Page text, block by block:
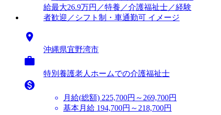

沖縄県宜野湾市

特別養護老人ホームでの介護福祉士

月給(総額) 225,700円～269,700円
基本月給 194,700円～218,700円